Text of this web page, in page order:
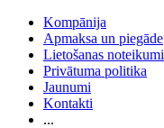
Kompānija
Apmaksa un piegāde
Lietošanas noteikumi
Privātuma politika
Jaunumi
Kontakti
...